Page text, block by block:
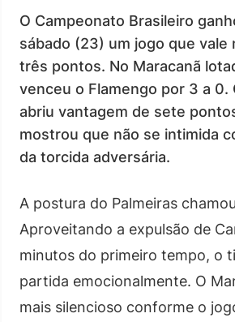
O Campeonato Brasileiro
sábado (23) um jogo que vale
três pontos. No Maracanã
venceu o Flamengo por 3 a 0.
abriu vantagem de sete
mostrou que não se intimida
da torcida adversária.
A postura do Palmeiras
Aproveitando a expulsão de
minutos do primeiro tempo, o
partida emocionalmente. O
mais silencioso conforme o